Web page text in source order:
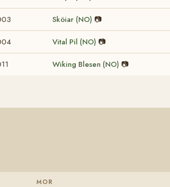
Sköiar (NO) 📷
Vital Pil (NO) 📷
Wiking Blesen (NO) 📷
MOR